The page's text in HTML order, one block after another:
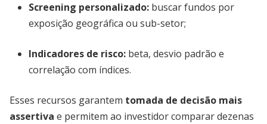
Screening personalizado: buscar fundos por
exposição geográfica ou sub-setor;
Indicadores de risco: beta, desvio padrão e
correlação com índices.
Esses recursos garantem tomada de decisão mais
assertiva e permitem ao investidor comparar dezenas